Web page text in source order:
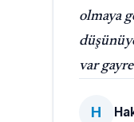
olmaya
var
H